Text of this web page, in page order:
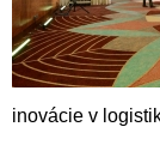
inovácie v